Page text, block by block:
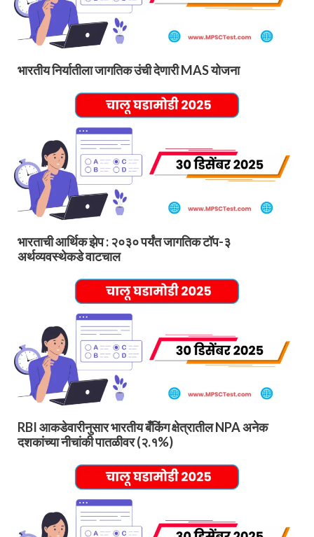
भारतीय निर्यातीला जागतिक उंची देणारी MAS योजना
भारताची आर्थिक झेप : २०३० पर्यंत जागतिक टॉप-३
अर्थव्यवस्थेकडे वाटचाल
RBI आकडेवारीनुसार भारतीय बँकिंग क्षेत्रातील NPA अनेक
दशकांच्या नीचांकी पातळीवर (२.१%)